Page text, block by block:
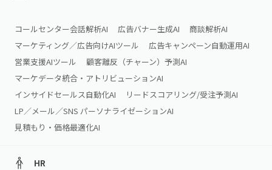
コールセンター会話解析AI 広告バナー生成AI
商談解析AI
マーケティング／広告向けAIツール
広告キャンペーン自動運用AI
営業支援AIツール
顧客離反（チャーン）予測AI
マーケデータ統合・アトリビューションAI
インサイドセールス自動化AI
リードスコアリング/受注予測AI
LP／メール／SNS パーソナライゼーションAI
見積もり・価格最適化AI
HR